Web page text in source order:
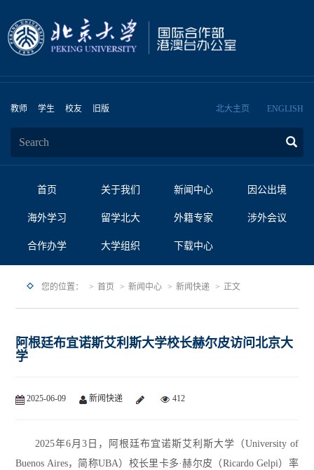
教师 学生 校友 旧版 北大主页 ENGLISH
首页 关于我们 新闻中心 因公出境
海外学习 留学北大 外籍专家 涉外会议
合作办学 大学组织 下载中心
您的位置： 首页 新闻中心 新闻快递 正文
阿根廷布宜诺斯艾利斯大学校长赫尔皮访问北京大
学
2025-06-09 新闻快递 412
2025年6月3日，阿根廷布宜诺斯艾利斯大学（University of
Buenos Aires，简称UBA）校长里卡多·赫尔皮（Ricardo Gelpi）率